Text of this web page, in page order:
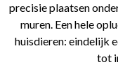
precisie plaatsen
muren. Een hele
huisdieren: eindelijk
tot